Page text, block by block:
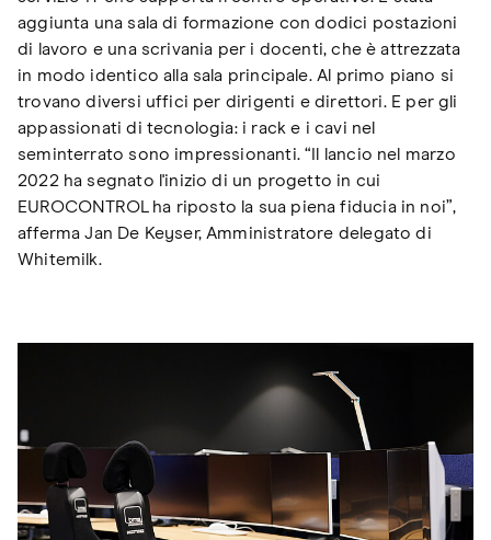
aggiunta una sala di formazione con dodici postazioni
di lavoro e una scrivania per i docenti, che è attrezzata
in modo identico alla sala principale. Al primo piano si
trovano diversi uffici per dirigenti e direttori. E per gli
appassionati di tecnologia: i rack e i cavi nel
seminterrato sono impressionanti. “Il lancio nel marzo
2022 ha segnato l'inizio di un progetto in cui
EUROCONTROL ha riposto la sua piena fiducia in noi”,
afferma Jan De Keyser, Amministratore delegato di
Whitemilk.